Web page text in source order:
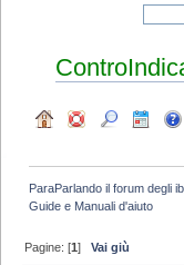
ParaParlando il forum degli
Guide e Manuali d'aiuto
Pagine: [1]Vai giù